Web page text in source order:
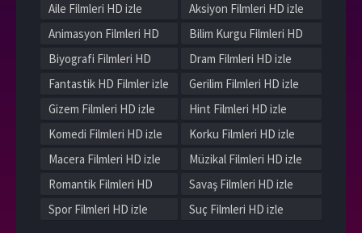
Aile Filmleri HD izle
Aksiyon Filmleri HD izle
Animasyon Filmleri HD
izle
Bilim Kurgu Filmleri HD
izle
Biyografi Filmleri HD
izle
Dram Filmleri HD izle
Fantastik HD Filmler izle
Gerilim Filmleri HD izle
Gizem Filmleri HD izle
Hint Filmleri HD izle
Komedi Filmleri HD izle
Korku Filmleri HD izle
Macera Filmleri HD izle
Müzikal Filmleri HD izle
Romantik Filmleri HD
izle
Savaş Filmleri HD izle
Spor Filmleri HD izle
Suç Filmleri HD izle